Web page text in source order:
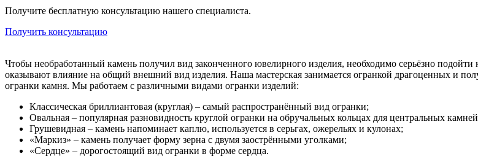
Получите бесплатную консультацию нашего специалиста.
Получить консультацию
Чтобы необработанный камень получил вид законченного ювелирного изделия, необходимо серьёзно
оказывают влияние на общий внешний вид изделия. Наша мастерская занимается огранкой драгоценных и
огранки камня. Мы работаем с различными видами огранки изделий:
Классическая бриллиантовая (круглая) – самый распространённый вид огранки;
Овальная – популярная разновидность круглой огранки на обручальных кольцах для центральных
Грушевидная – камень напоминает каплю, используется в серьгах, ожерельях и кулонах;
«Маркиз» – камень получает форму зерна с двумя заострёнными уголками;
«Сердце» – дорогостоящий вид огранки в форме сердца.